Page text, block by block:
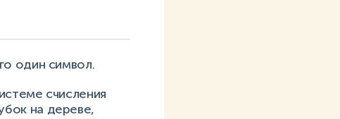
один символ.
счисления
на дереве,